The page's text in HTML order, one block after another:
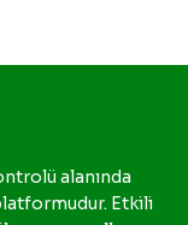
alanında
Etkili